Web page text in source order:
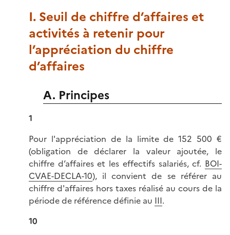
I. Seuil de chiffre d’affaires et
activités à retenir pour
l’appréciation du chiffre
d’affaires
A. Principes
1
Pour l'appréciation de la limite de 152 500 €
(obligation de déclarer la valeur ajoutée, le
chiffre d’affaires et les effectifs salariés, cf. BOI-
CVAE-DECLA-10), il convient de se référer au
chiffre d'affaires hors taxes réalisé au cours de la
période de référence définie au III.
10